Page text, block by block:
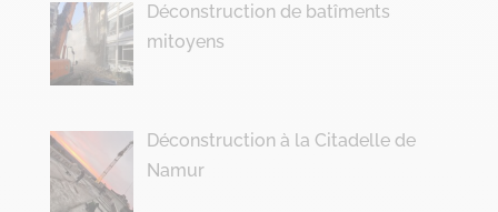
Déconstruction de batîments
mitoyens
Déconstruction à la Citadelle de
Namur